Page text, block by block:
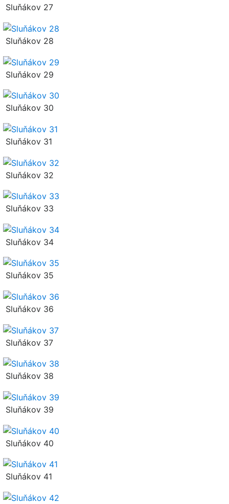
Sluňákov 27
Sluňákov 28
Sluňákov 29
Sluňákov 30
Sluňákov 31
Sluňákov 32
Sluňákov 33
Sluňákov 34
Sluňákov 35
Sluňákov 36
Sluňákov 37
Sluňákov 38
Sluňákov 39
Sluňákov 40
Sluňákov 41